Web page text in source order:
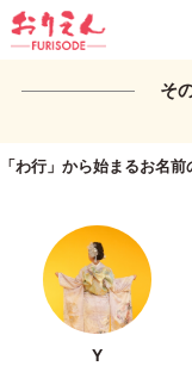
そ
「わ行」から始まるお名
Y